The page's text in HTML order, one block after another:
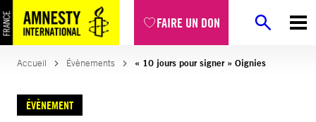
FAIRE UN DON
Accueil Évènements « 10 jours pour signer » Oignies
ÉVÈNEMENT